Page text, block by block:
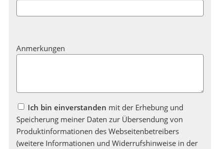
Anmerkungen
Ich bin einverstanden mit der Erhebung und
Speicherung meiner Daten zur Übersendung von
Produktinformationen des Webseitenbetreibers
(weitere Informationen und Widerrufshinweise in der